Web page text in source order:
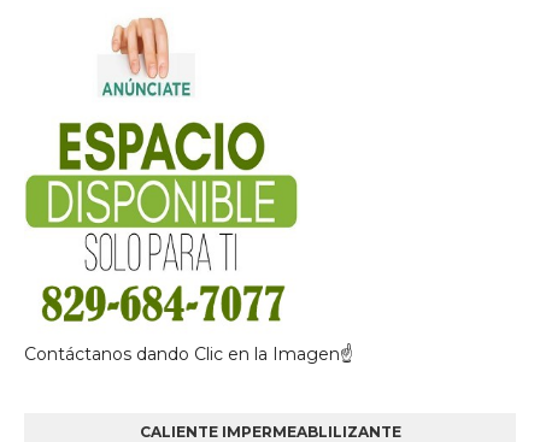
Contáctanos dando Clic en la Imagen☝
CALIENTE IMPERMEABLILIZANTE